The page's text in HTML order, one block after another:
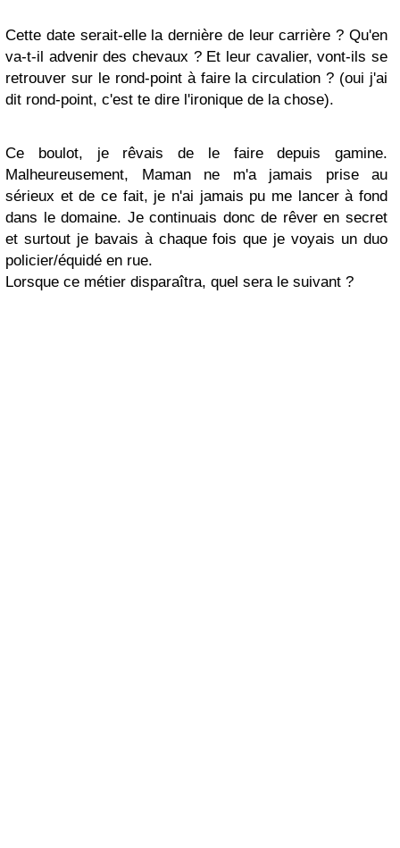
Cette date serait-elle la dernière de leur carrière ? Qu'en
va-t-il advenir des chevaux ? Et leur cavalier, vont-ils se
retrouver sur le rond-point à faire la circulation ? (oui j'ai
dit rond-point, c'est te dire l'ironique de la chose).
Ce boulot, je rêvais de le faire depuis gamine.
Malheureusement, Maman ne m'a jamais prise au
sérieux et de ce fait, je n'ai jamais pu me lancer à fond
dans le domaine. Je continuais donc de rêver en secret
et surtout je bavais à chaque fois que je voyais un duo
policier/équidé en rue.
Lorsque ce métier disparaîtra, quel sera le suivant ?